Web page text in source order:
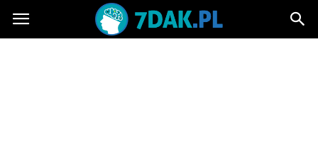
7dak.pl